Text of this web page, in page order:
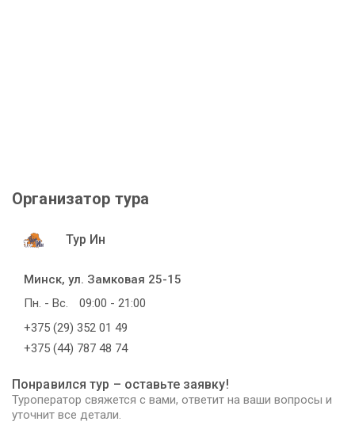
Организатор тура
Тур Ин
Минск, ул. Замковая 25-15
Пн. - Вс.
09:00 - 21:00
+375 (29) 352 01 49
+375 (44) 787 48 74
Понравился тур – оставьте заявку!
Туроператор свяжется с вами, ответит на ваши вопросы и
уточнит все детали.